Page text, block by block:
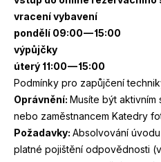
vracení vybavení
pondělí 09:00—15:00
výpůjčky
úterý 11:00—15:00
Podmínky pro zapůjčení
Oprávnění: Musíte být
nebo zaměstnancem Katedry
Požadavky: Absolvování
platné pojištění odpovědnosti